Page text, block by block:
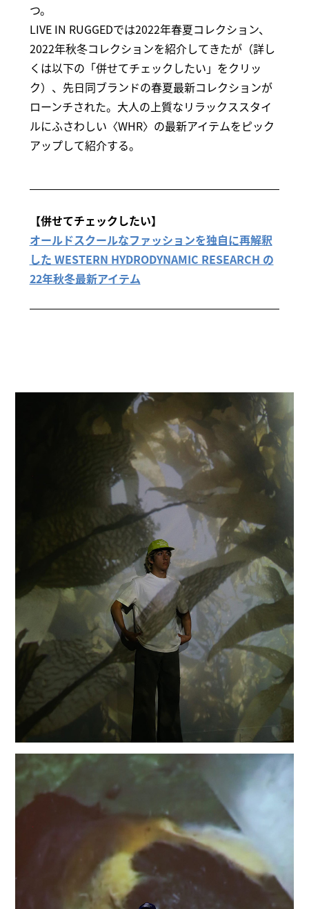
つ。
LIVE IN RUGGEDでは2022年春夏コレクション、
2022年秋冬コレクションを紹介してきたが（詳し
くは以下の「併せてチェックしたい」をクリッ
ク）、先日同ブランドの春夏最新コレクションが
ローンチされた。大人の上質なリラックススタイ
ルにふさわしい〈WHR〉の最新アイテムをピック
アップして紹介する。
【併せてチェックしたい】
オールドスクールなファッションを独自に再解釈
した WESTERN HYDRODYNAMIC RESEARCH の
22年秋冬最新アイテム